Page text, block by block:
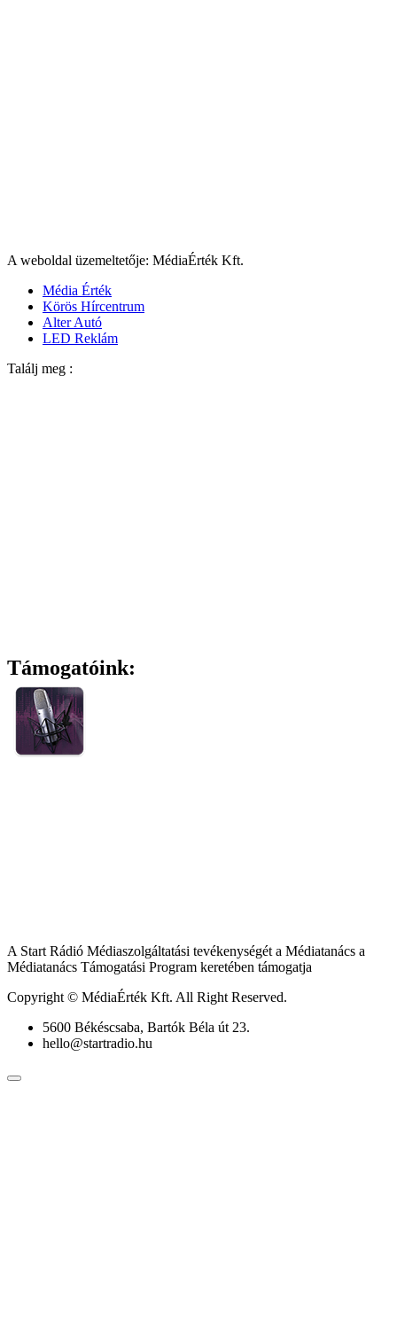
A weboldal üzemeltetője: MédiaÉrték Kft.
Média Érték
Körös Hírcentrum
Alter Autó
LED Reklám
Találj meg :
Támogatóink:
A Start Rádió Médiaszolgáltatási tevékenységét a Médiatanács a
Médiatanács Támogatási Program keretében támogatja
Copyright © MédiaÉrték Kft. All Right Reserved.
5600 Békéscsaba, Bartók Béla út 23.
hello@startradio.hu